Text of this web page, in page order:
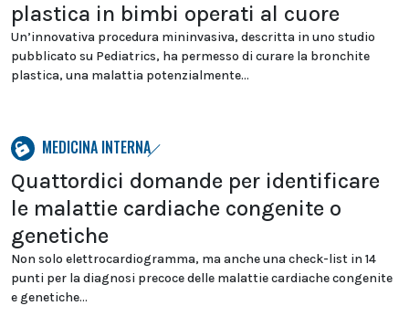
plastica in bimbi operati al cuore
Un’innovativa procedura mininvasiva, descritta in uno studio
pubblicato su Pediatrics, ha permesso di curare la bronchite
plastica, una malattia potenzialmente...
MEDICINA INTERNA
Quattordici domande per identificare
le malattie cardiache congenite o
genetiche
Non solo elettrocardiogramma, ma anche una check-list in 14
punti per la diagnosi precoce delle malattie cardiache congenite
e genetiche...